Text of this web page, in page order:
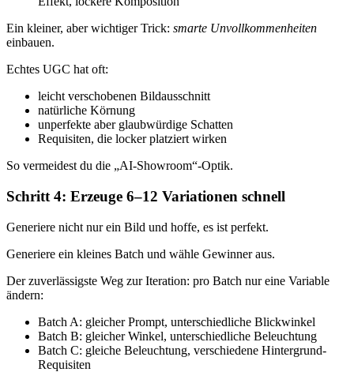
Ein kleiner, aber wichtiger Trick: smarte Unvollkommenheiten
einbauen.
Echtes UGC hat oft:
leicht verschobenen Bildausschnitt
natürliche Körnung
unperfekte aber glaubwürdige Schatten
Requisiten, die locker platziert wirken
So vermeidest du die „AI-Showroom“-Optik.
Schritt 4: Erzeuge 6–12 Variationen schnell
Generiere nicht nur ein Bild und hoffe, es ist perfekt.
Generiere ein kleines Batch und wähle Gewinner aus.
Der zuverlässigste Weg zur Iteration: pro Batch nur eine Variable
ändern:
Batch A: gleicher Prompt, unterschiedliche Blickwinkel
Batch B: gleicher Winkel, unterschiedliche Beleuchtung
Batch C: gleiche Beleuchtung, verschiedene Hintergrund-
Requisiten